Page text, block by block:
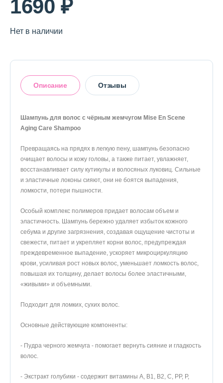
Контактная информация
Телефон Whats’APP
1690 ₽
Нет в наличии
Описание Отзывы
Шампунь для волос с чёрным жемчугом Mise En Scene
Aging Care Shampoo
Превращаясь на прядях в легкую пену, шампунь безопасно
очищает волосы и кожу головы, а также питает, увлажняет,
восстанавливает силу кутикулы и волосяных луковиц. Сильные
и эластичные локоны сияют, они не боятся выпадения,
ломкости, потери пышности.
Особый комплекс полимеров придает волосам объем и
эластичность. Шампунь бережно удаляет избыток кожного
себума и другие загрязнения, создавая ощущение чистоты и
свежести, питает и укрепляет корни волос, предупреждая
преждевременное выпадение, ускоряет микроциркуляцию
крови, усиливая рост новых волос, уменьшает ломкость волос,
повышая их толщину, делает волосы более эластичными,
«живыми» и объемными.
Подходит для ломких, сухих волос.
Основные действующие компоненты:
- Пудра черного жемчуга - помогает вернуть сияние и гладкость
волос.
- Экстракт голубики - содержит витамины А, В1, В2, С, РР, Р,